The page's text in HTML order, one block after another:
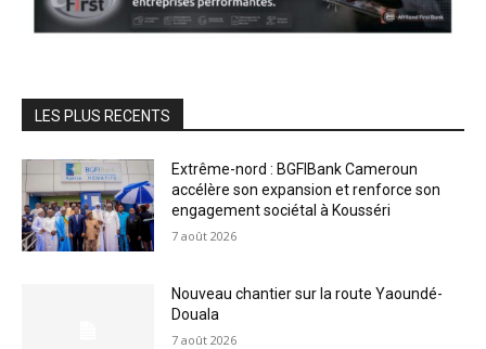
LES PLUS RECENTS
Extrême-nord : BGFIBank Cameroun
accélère son expansion et renforce son
engagement sociétal à Kousséri
7 août 2026
Nouveau chantier sur la route Yaoundé-
Douala
7 août 2026